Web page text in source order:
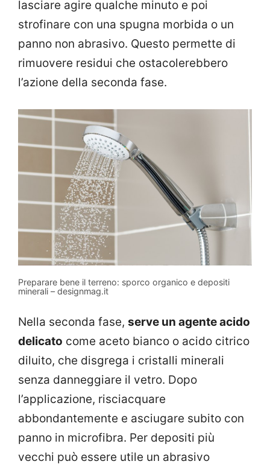
lasciare agire qualche minuto e poi
strofinare con una spugna morbida o un
panno non abrasivo. Questo permette di
rimuovere residui che ostacolerebbero
l’azione della seconda fase.
Preparare bene il terreno: sporco organico e depositi
minerali – designmag.it
Nella seconda fase, serve un agente acido
delicato come aceto bianco o acido citrico
diluito, che disgrega i cristalli minerali
senza danneggiare il vetro. Dopo
l’applicazione, risciacquare
abbondantemente e asciugare subito con
panno in microfibra. Per depositi più
vecchi può essere utile un abrasivo